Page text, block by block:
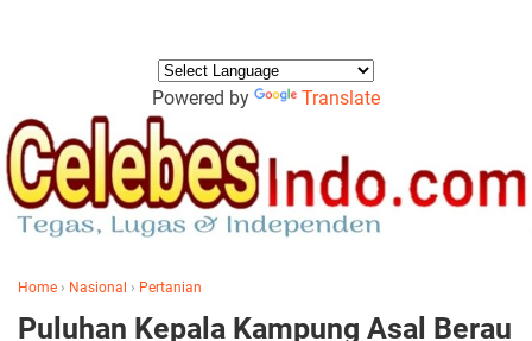
Powered by Translate
Home › Nasional › Pertanian
Puluhan Kepala Kampung Asal Berau